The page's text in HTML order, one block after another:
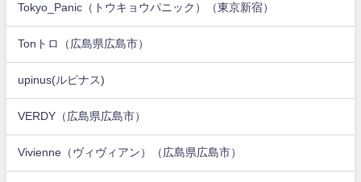
Tokyo_Panic（トウキョウパニック）（東京新宿）
Tonトロ（広島県広島市）
upinus(ルピナス)
VERDY（広島県広島市）
Vivienne（ヴィヴィアン）（広島県広島市）